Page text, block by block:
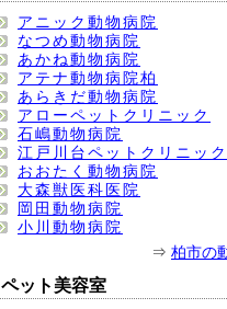
アニック動物病院
なつめ動物病院
あかね動物病院
アテナ動物病院柏
あらきだ動物病院
アローペットクリニック
石嶋動物病院
江戸川台ペットクリニック
おおたく動物病院
大森獣医科医院
岡田動物病院
小川動物病院
⇒ 柏市の
ペット美容室